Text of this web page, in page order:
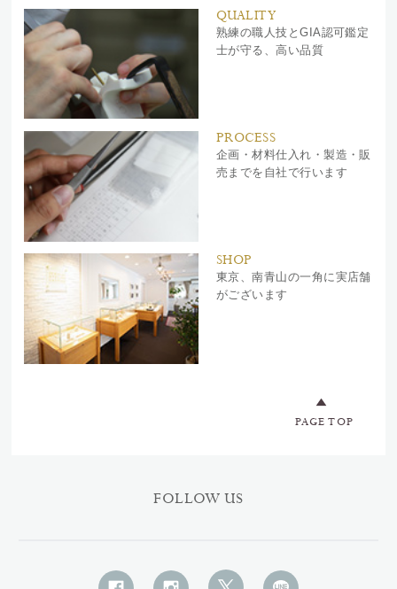
QUALITY
熟練の職人技とGIA認可鑑定
士が守る、高い品質
PROCESS
企画・材料仕入れ・製造・販
売までを自社で行います
SHOP
東京、南青山の一角に実店舗
がございます
PAGE TOP
FOLLOW US